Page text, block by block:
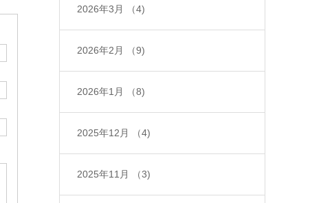
2026年3月 （4)
2026年2月 （9)
2026年1月 （8)
2025年12月 （4)
2025年11月 （3)